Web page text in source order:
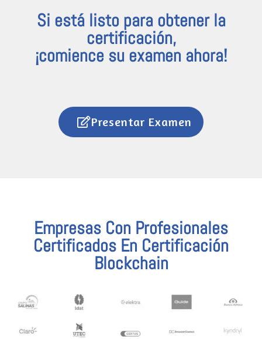
Si está listo para obtener la
certificación,
¡comience su examen ahora!
Presentar Examen
Empresas Con Profesionales
Certificados En Certificación
Blockchain